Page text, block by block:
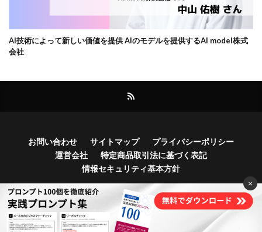
AI技術によって新しい価値を提供 AIのモデルを提供するAI model株式
会社
お問い合わせ サイトマップ
プライバシーポリシー
運営会社
特定商品取引法に基づく表記
情報セキュリティ基本方針
Copyright© Bocek, Inc.
×